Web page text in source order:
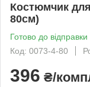
Костюмчик
80см)
Готово до відправки
Код: 0073-4-80
396 ₴/